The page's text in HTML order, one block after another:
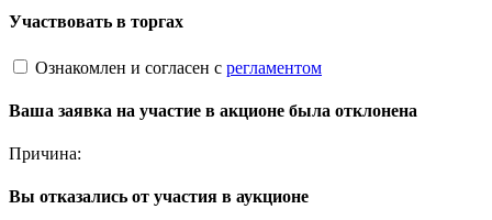
Участвовать в торгах
Ознакомлен и согласен с регламентом
Ваша заявка на участие в акционе была отклонена
Причина:
Вы отказались от участия в аукционе